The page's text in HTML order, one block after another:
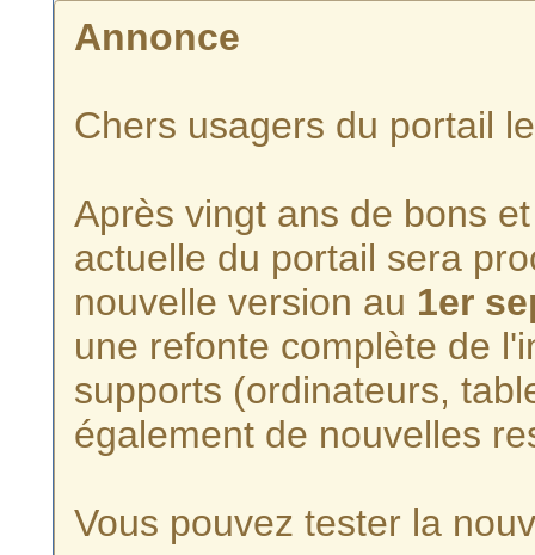
Annonce
Chers usagers du portail
Après vingt ans de bons
actuelle du portail sera
nouvelle version au 1er
une refonte complète de
supports (ordinateurs,
également de nouvelles
Vous pouvez tester la